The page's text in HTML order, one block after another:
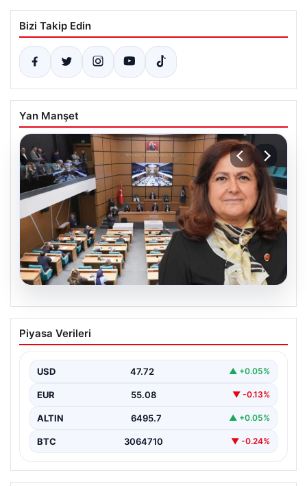
Bizi Takip Edin
Yan Manşet
Üsküdar Belediyesi’nde başkanvekili
Sibel Tan Çetinkaya oldu
Piyasa Verileri
USD 47.72 ▲ +0.05%
EUR 55.08 ▼ -0.13%
ALTIN 6495.7 ▲ +0.05%
BTC 3064710 ▼ -0.24%